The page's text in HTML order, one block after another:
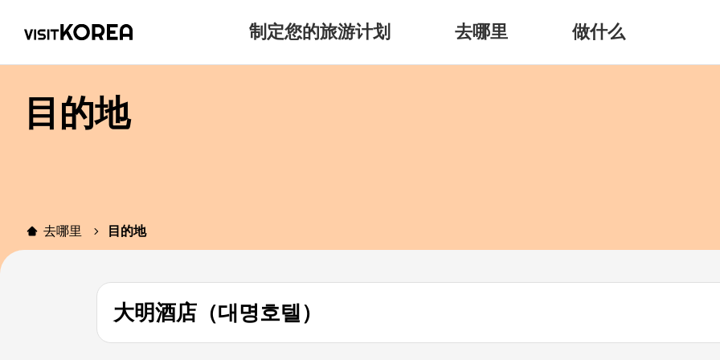
制定您的旅游计划 去哪里 做什么
目的地
去哪里 目的地
大明酒店（대명호텔）